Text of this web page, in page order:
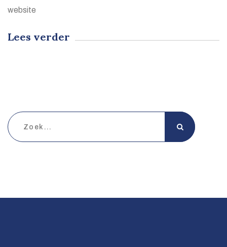
website
Lees verder